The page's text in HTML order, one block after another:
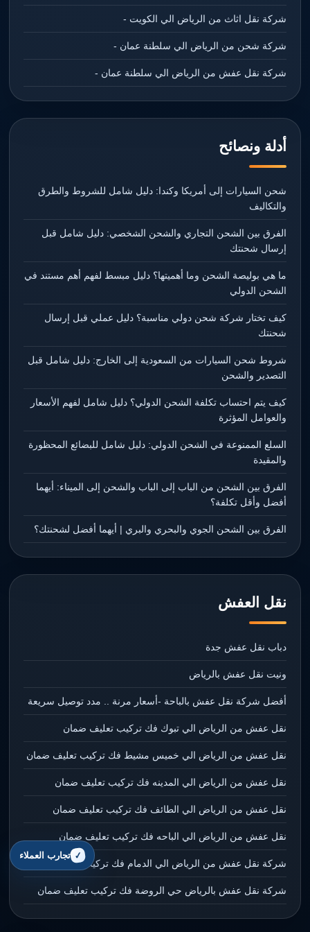
شركة نقل اثاث من الرياض الي الكويت -
شركة شحن من الرياض الي سلطنة عمان -
شركة نقل عفش من الرياض الي سلطنة عمان -
أدلة ونصائح
شحن السيارات إلى أمريكا وكندا: دليل شامل للشروط والطرق
والتكاليف
الفرق بين الشحن التجاري والشحن الشخصي: دليل شامل قبل
إرسال شحنتك
ما هي بوليصة الشحن وما أهميتها؟ دليل مبسط لفهم أهم مستند في
الشحن الدولي
كيف تختار شركة شحن دولي مناسبة؟ دليل عملي قبل إرسال
شحنتك
شروط شحن السيارات من السعودية إلى الخارج: دليل شامل قبل
التصدير والشحن
كيف يتم احتساب تكلفة الشحن الدولي؟ دليل شامل لفهم الأسعار
والعوامل المؤثرة
السلع الممنوعة في الشحن الدولي: دليل شامل للبضائع المحظورة
والمقيدة
الفرق بين الشحن من الباب إلى الباب والشحن إلى الميناء: أيهما
أفضل وأقل تكلفة؟
الفرق بين الشحن الجوي والبحري والبري | أيهما أفضل لشحنتك؟
نقل العفش
دباب نقل عفش جدة
ونيت نقل عفش بالرياض
أفضل شركة نقل عفش بالباحة -أسعار مرنة .. مدد توصيل سريعة
نقل عفش من الرياض الي تبوك فك تركيب تعليف ضمان
نقل عفش من الرياض الي خميس مشيط فك تركيب تعليف ضمان
نقل عفش من الرياض الي المدينه فك تركيب تعليف ضمان
نقل عفش من الرياض الي الطائف فك تركيب تعليف ضمان
نقل عفش من الرياض الي الباحه فك تركيب تعليف ضمان
شركة نقل عفش من الرياض الي الدمام فك تركيب تعليف ضمان
شركة نقل عفش بالرياض حي الروضة فك تركيب تعليف ضمان
تجارب العملاء